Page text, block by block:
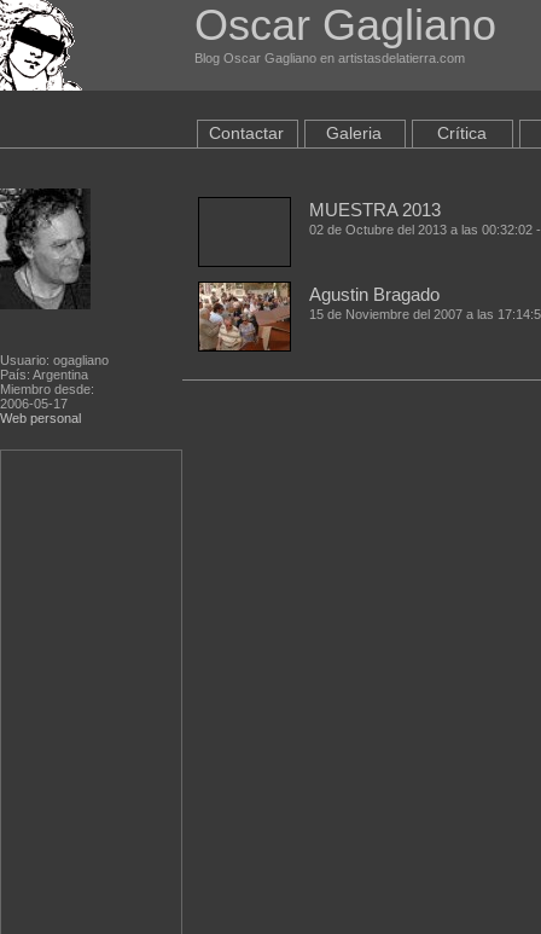
Oscar Gagliano
Blog Oscar Gagliano en artistasdelatierra.com
Usuario: ogagliano
País: Argentina
Miembro desde:
2006-05-17
Web personal
Contactar Galeria Crítica
MUESTRA 2013
02 de Octubre del 2013 a las
Agustin Bragado
15 de Noviembre del 2007 a las